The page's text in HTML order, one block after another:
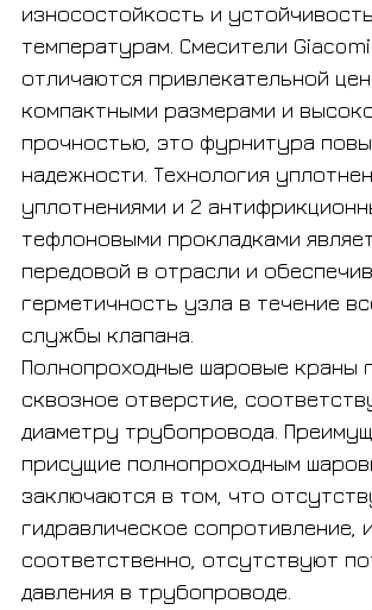
износостойкость и
температурам. Смесители
отличаются привлекательной
компактными размерами и
прочностью, это фурнитура
надежности. Технология
уплотнениями и 2
тефлоновыми прокладками
передовой в отрасли и
герметичность узла в течение
службы клапана.
Полнопроходные шаровые краны
сквозное отверстие,
диаметру трубопровода.
присущие полнопроходным
заключаются в том, что
гидравлическое сопротивление, и,
соответственно, отсутствуют
давления в трубопроводе.